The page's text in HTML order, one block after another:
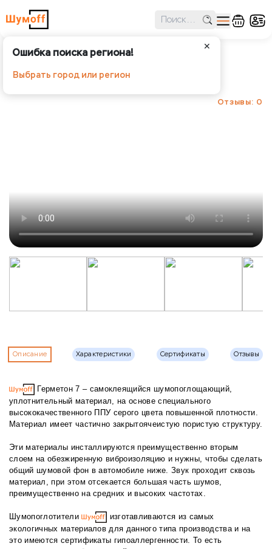
✕
Ошибка поиска региона!
Выбрать город или регион
Отзывы: 0
Описание Характеристики Сертификаты Отзывы
Герметон 7 – самоклеящийся шумопоглощающий,
уплотнительный материал, на основе специального
высококачественного ППУ серого цвета повышенной плотности.
Материал имеет частично закрытоячеистую пористую структуру.
Эти материалы инсталлируются преимущественно вторым
слоем на обезжиренную виброизоляцию и нужны, чтобы сделать
общий шумовой фон в автомобиле ниже. Звук проходит сквозь
материал, при этом отсекается большая часть шумов,
преимущественно на средних и высоких частотах.
Шумопоглотители
изготавливаются из самых
экологичных материалов для данного типа производства и на
это имеются сертификаты гипоаллергенности. То есть